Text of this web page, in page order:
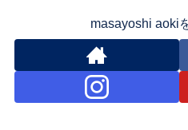
masayoshi aoki